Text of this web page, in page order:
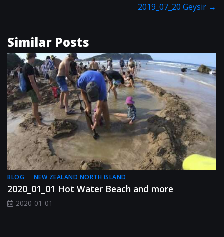
2019_07_20 Geysir →
Similar Posts
BLOG NEW ZEALAND NORTH ISLAND
2020_01_01 Hot Water Beach and more
2020-01-01